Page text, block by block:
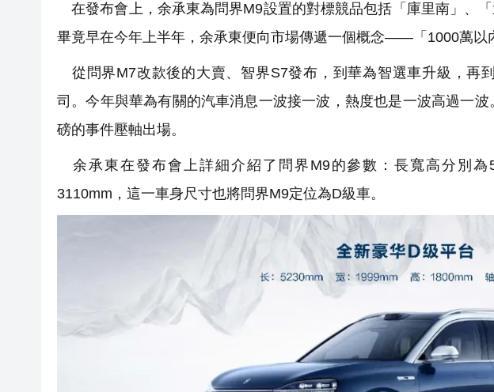
在發布會上，余承東為問界M9設置的對標競品包括「庫里南」、
畢竟早在今年上半年，余承東便向市場傳遞一個概念——「1000萬以
從問界M7改款後的大賣、智界S7發布，到華為智選車升級，再
司。今年與華為有關的汽車消息一波接一波，熱度也是一波高過一
磅的事件壓軸出場。
余承東在發布會上詳細介紹了問界M9的參數：長寬高分別為
3110mm，這一車身尺寸也將問界M9定位為D級車。